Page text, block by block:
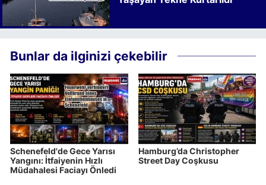
Bunlar da ilginizi çekebilir
Schenefeld'de Gece Yarısı
Yangını: İtfaiyenin Hızlı
Müdahalesi Faciayı Önledi
Hamburg’da Christopher
Street Day Coşkusu